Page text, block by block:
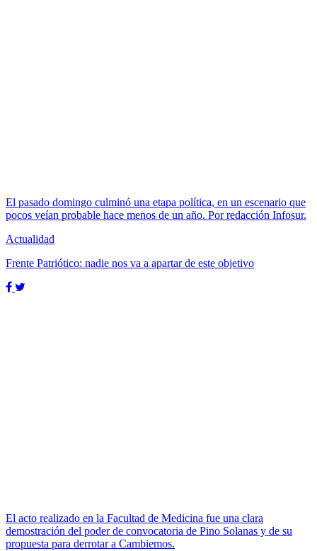
El pasado domingo culminó una etapa política, en un escenario que
pocos veían probable hace menos de un año. Por redacción Infosur.
Actualidad
Frente Patriótico: nadie nos va a apartar de este objetivo
El acto realizado en la Facultad de Medicina fue una clara
demostración del poder de convocatoria de Pino Solanas y de su
propuesta para derrotar a Cambiemos.